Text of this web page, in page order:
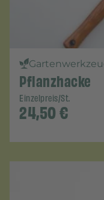
Pflanzhacke
Einzelpreis/St.
24,50€